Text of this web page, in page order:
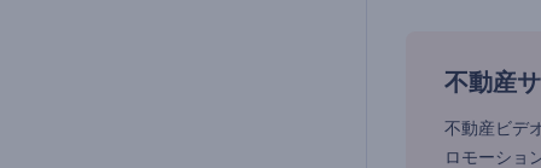
不動産
不動産ビデ
ロモーショ